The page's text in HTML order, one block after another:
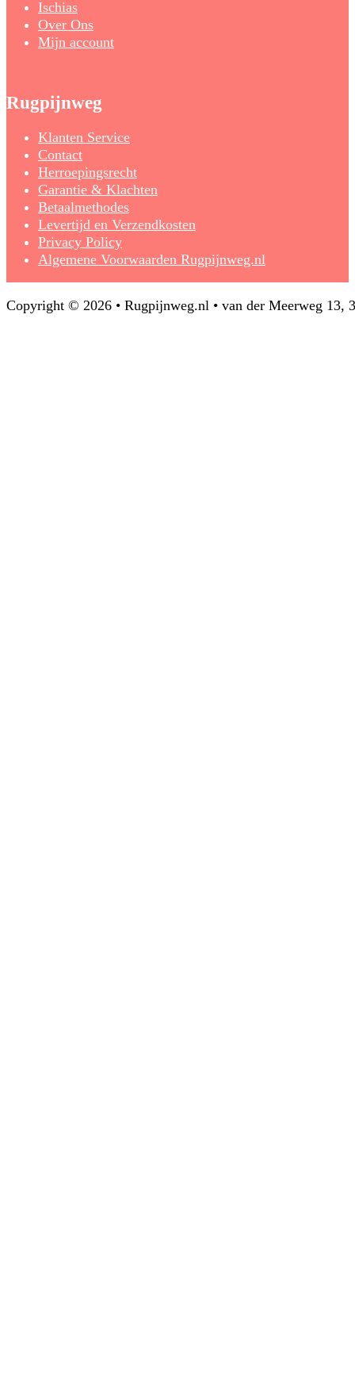
Ischias
Over Ons
Mijn account
Rugpijnweg
Klanten Service
Contact
Herroepingsrecht
Garantie & Klachten
Betaalmethodes
Levertijd en Verzendkosten
Privacy Policy
Algemene Voorwaarden Rugpijnweg.nl
Copyright © 2026 • Rugpijnweg.nl • van der Meerweg